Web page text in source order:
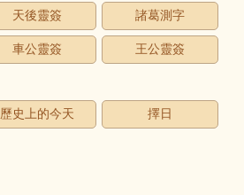
天後靈簽 諸葛測字
車公靈簽 王公靈簽
歷史上的今天 擇日